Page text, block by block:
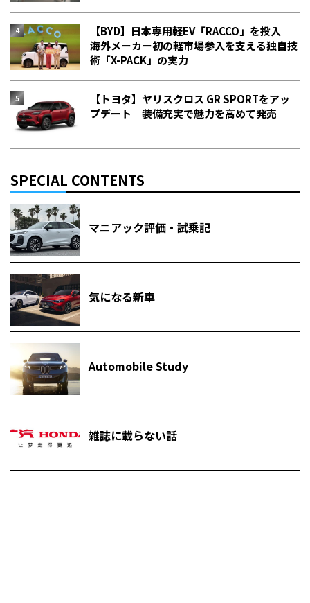
【BYD】日本専用軽EV「RACCO」を投入
海外メーカー初の軽市場参入を支える独自技
術「X-PACK」の実力
【トヨタ】ヤリスクロス GR SPORTをアッ
プデート 装備充実で魅力を高めて発売
SPECIAL CONTENTS
マニアック評価・試乗記
気になる新車
Automobile Study
雑誌に載らない話